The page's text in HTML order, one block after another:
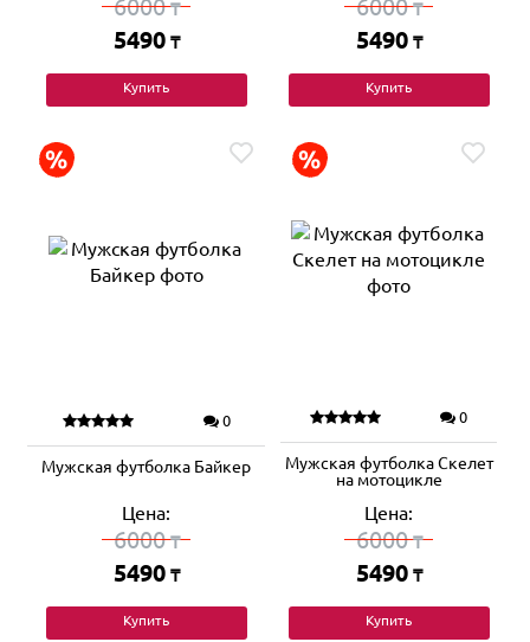
6000₸
5490 ₸
Купить
6000₸
5490 ₸
Купить
0
Мужская футболка Байкер
Цена:
6000₸
5490 ₸
Купить
0
Мужская футболка Скелет
на мотоцикле
Цена:
6000₸
5490 ₸
Купить